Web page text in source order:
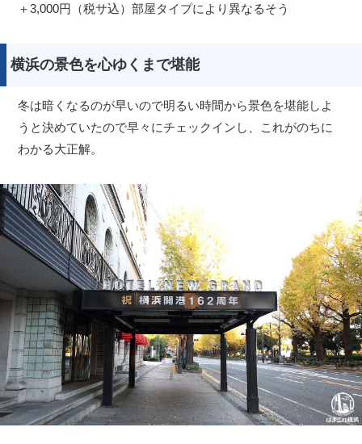
＋3,000円（税サ込）部屋タイプにより異なるそう
横浜の景色を心ゆくまで堪能
冬は暗くなるのが早いので明るい時間から景色を堪能しよ
うと決めていたので早々にチェックインし、これがのちに
わかる大正解。